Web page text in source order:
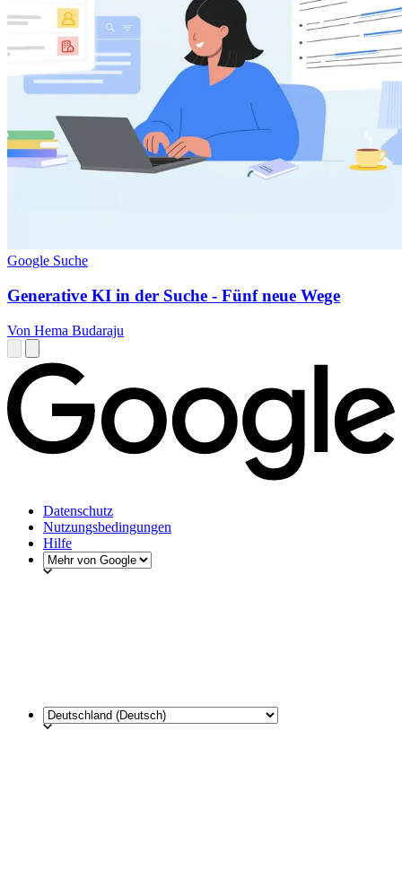
Google Suche
Generative KI in der Suche - Fünf neue Wege
Von Hema Budaraju
Datenschutz
Nutzungsbedingungen
Hilfe